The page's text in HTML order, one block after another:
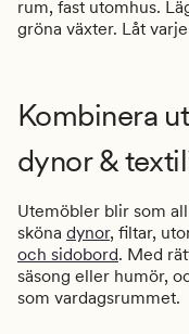
rum, fast utomhus.
gröna växter. Låt
Kombinera
dynor &
Utemöbler blir som
sköna dynor, filtar,
och sidobord. Med
säsong eller humör,
som vardagsrummet.